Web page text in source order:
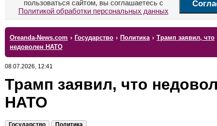
пользоваться сайтом, вы соглашаетесь с
Политикой обработки персональных данных
Oreanda-News.com › Государство › Политика › Трамп заявил, что
недоволен НАТО
08.07.2026, 12:41
Трамп заявил, что
НАТО
Государство Политика